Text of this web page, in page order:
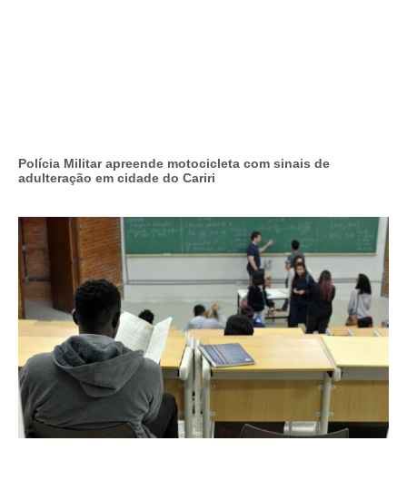
Polícia Militar apreende motocicleta com sinais de
adulteração em cidade do Cariri